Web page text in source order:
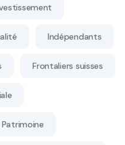
Indépendants
Frontaliers suisses
Patrimoine